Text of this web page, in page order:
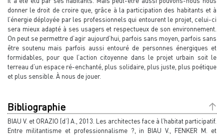
donner le droit de croire que, grâce à la participation des habitants et à
l’énergie déployée par les professionnels qui entourent le projet, celui-ci
sera mieux adapté à ses usagers et respectueux de son environnement.
On peut se permettre d’agir aujourd’hui, parfois sans moyen, parfois sans
être soutenu mais parfois aussi entouré de personnes énergiques et
formidables, pour que l’action citoyenne dans le projet urbain soit le
terreau d’un espace ré-enchanté, plus solidaire, plus juste, plus poétique
et plus sensible. À nous de jouer.
Bibliographie
BIAU V. et ORAZIO (d’) A., 2013. Les architectes face à l’habitat participatif.
Entre militantisme et professionnalisme ?, in BIAU V., FENKER M. et